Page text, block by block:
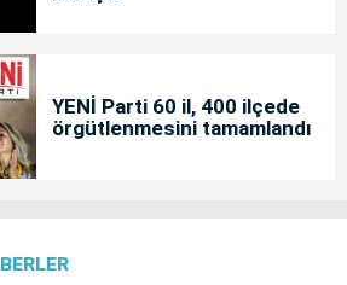
YENİ Parti 60 il, 400 ilçede
örgütlenmesini tamamlandı